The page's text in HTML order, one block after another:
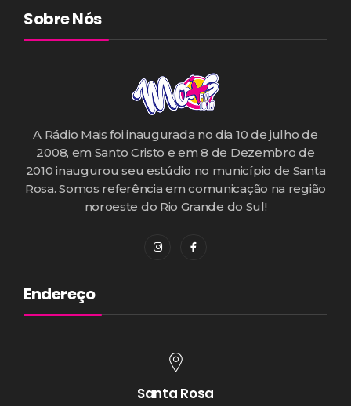
Sobre Nós
A Rádio Mais foi inaugurada no dia 10 de julho de
2008, em Santo Cristo e em 8 de Dezembro de
2010 inaugurou seu estúdio no município de Santa
Rosa. Somos referência em comunicação na região
noroeste do Rio Grande do Sul!
Endereço
Santa Rosa